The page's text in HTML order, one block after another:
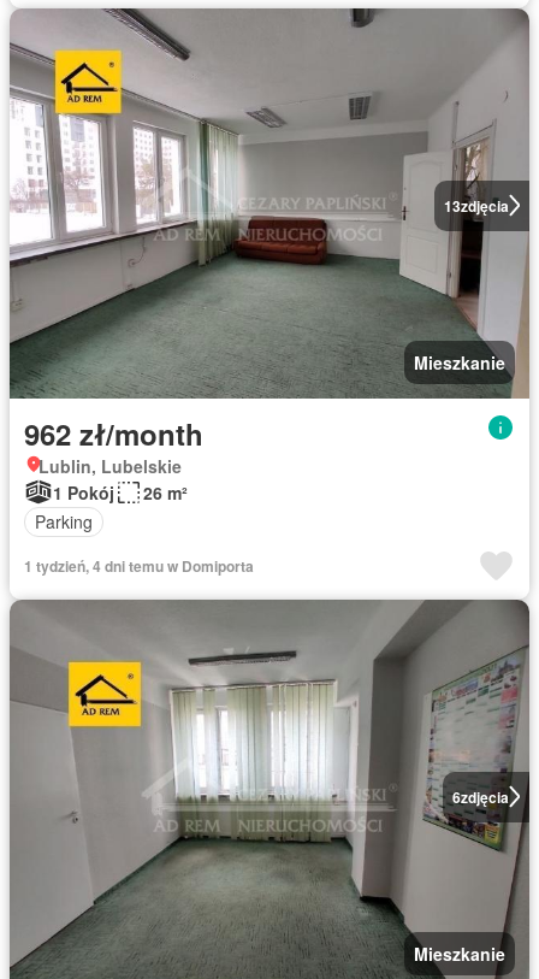
13zdjęcia
Mieszkanie
962 zł/month
Lublin, Lubelskie
1 Pokój
26 m²
Parking
1 tydzień, 4 dni temu w Domiporta
6zdjęcia
Mieszkanie